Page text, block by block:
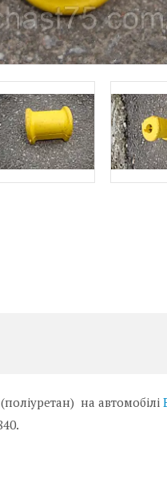
на автомобілі